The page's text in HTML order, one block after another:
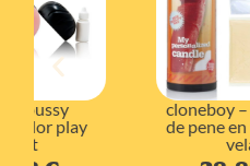
cloneboy – clonador
de pene en forma de